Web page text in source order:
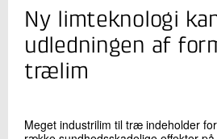
Andreas Sommerfeldt
Seniorspecialist, ph.d.
Cirkulære Ressourcer
+45 72 20 16 33
Ny limteknologi
udledningen af
trælim
Meget industrilim til træ indeholder